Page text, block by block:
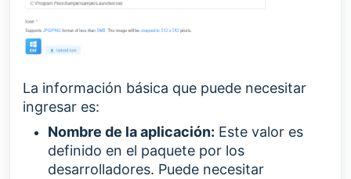
La información básica que puede necesitar
ingresar es:
Nombre de la aplicación: Este valor es
definido en el paquete por los
desarrolladores. Puede necesitar